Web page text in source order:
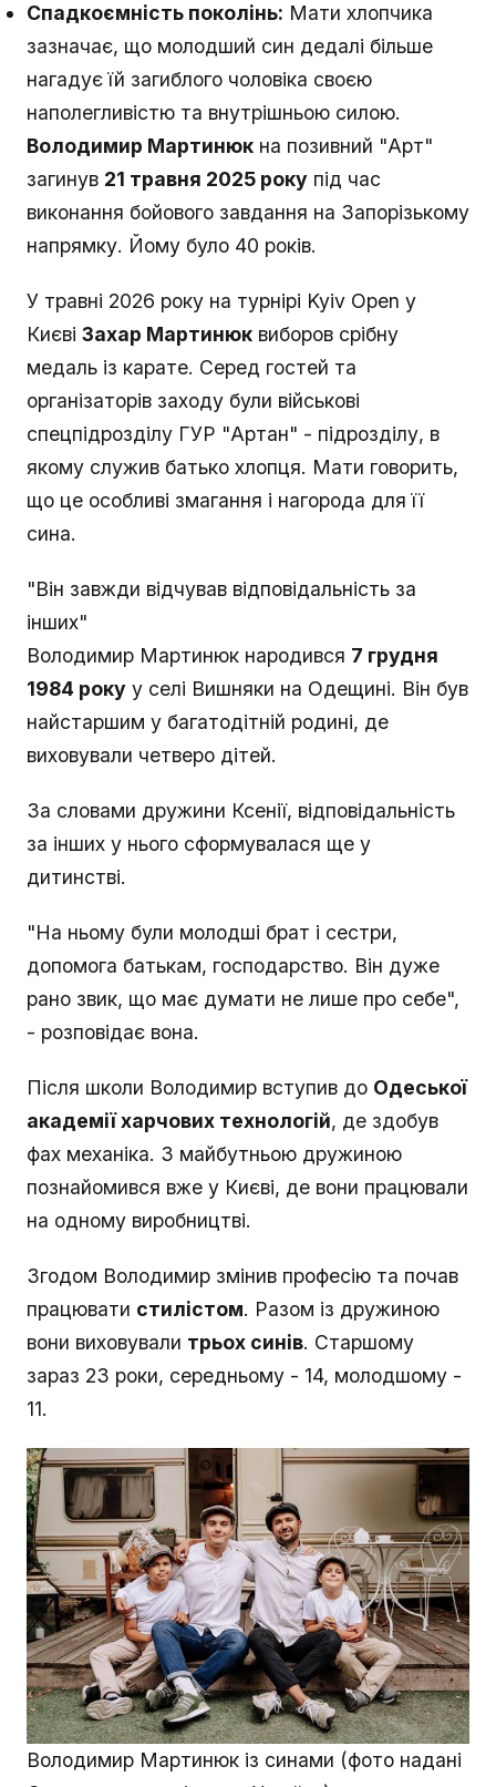
Спадкоємність поколінь: Мати хлопчика
зазначає, що молодший син дедалі більше
нагадує їй загиблого чоловіка своєю
наполегливістю та внутрішньою силою.
Володимир Мартинюк на позивний "Арт"
загинув 21 травня 2025 року під час
виконання бойового завдання на Запорізькому
напрямку. Йому було 40 років.
У травні 2026 року на турнірі Kyiv Open у
Києві Захар Мартинюк виборов срібну
медаль із карате. Серед гостей та
організаторів заходу були військові
спецпідрозділу ГУР "Артан" - підрозділу, в
якому служив батько хлопця. Мати говорить,
що це особливі змагання і нагорода для її
сина.
"Він завжди відчував відповідальність за
інших"
Володимир Мартинюк народився 7 грудня
1984 року у селі Вишняки на Одещині. Він був
найстаршим у багатодітній родині, де
виховували четверо дітей.
За словами дружини Ксенії, відповідальність
за інших у нього сформувалася ще у
дитинстві.
"На ньому були молодші брат і сестри,
допомога батькам, господарство. Він дуже
рано звик, що має думати не лише про себе",
- розповідає вона.
Після школи Володимир вступив до Одеської
академії харчових технологій, де здобув
фах механіка. З майбутньою дружиною
познайомився вже у Києві, де вони працювали
на одному виробництві.
Згодом Володимир змінив професію та почав
працювати стилістом. Разом із дружиною
вони виховували трьох синів. Старшому
зараз 23 роки, середньому - 14, молодшому -
11.
Володимир Мартинюк із синами (фото надані